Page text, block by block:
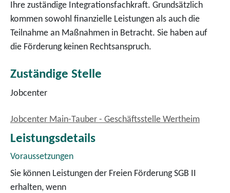
Ihre zuständige Integrationsfachkraft. Grundsätzlich
kommen sowohl finanzielle Leistungen als auch die
Teilnahme an Maßnahmen in Betracht. Sie haben auf
die Förderung keinen Rechtsanspruch.
Zuständige Stelle
Jobcenter
Jobcenter Main-Tauber - Geschäftsstelle Wertheim
Leistungsdetails
Voraussetzungen
Sie können Leistungen der Freien Förderung SGB II
erhalten, wenn